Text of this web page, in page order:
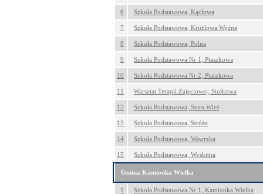
6 Szkoła Podstawowa, Kąclowa
7 Szkoła Podstawowa, Krużlowa Wyżna
8 Szkoła Podstawowa, Polna
9 Szkoła Podstawowa Nr 1, Ptaszkowa
10 Szkoła Podstawowa Nr 2, Ptaszkowa
11 Warsztat Terapii Zajęciowej, Siołkowa
12 Szkoła Podstawowa, Stara Wieś
13 Szkoła Podstawowa, Stróże
14 Szkoła Podstawowa, Wawrzka
15 Szkoła Podstawowa, Wyskitna
Gmina Kamionka Wielka
1 Szkoła Podstawowa Nr 1, Kamionka Wielka